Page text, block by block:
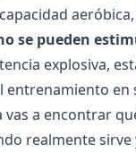
se pueden
explosiva,
entrenamiento
vas a encontrar
realmente